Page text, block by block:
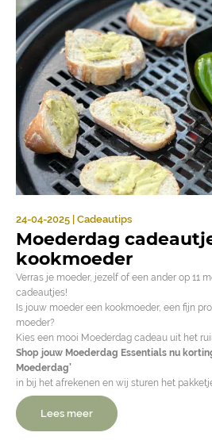
24-04-2025 | Cadeautips
Moederdag
kookmoeder
Verras je moeder, jezelf of een ander op 11
cadeautjes!
Is jouw moeder een kookmoeder, een fijn
moeder?
Kies een mooi Moederdag cadeau uit het
Shop jouw Moederdag Essentials nu
Moederdag’
in bij het afrekenen en wij sturen het
Lees meer